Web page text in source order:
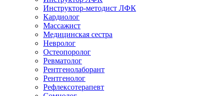
Инструктор-методист ЛФК
Кардиолог
Массажист
Медицинская сестра
Невролог
Остеопоролог
Ревматолог
Рентгенолаборант
Рентгенолог
Рефлексотерапевт